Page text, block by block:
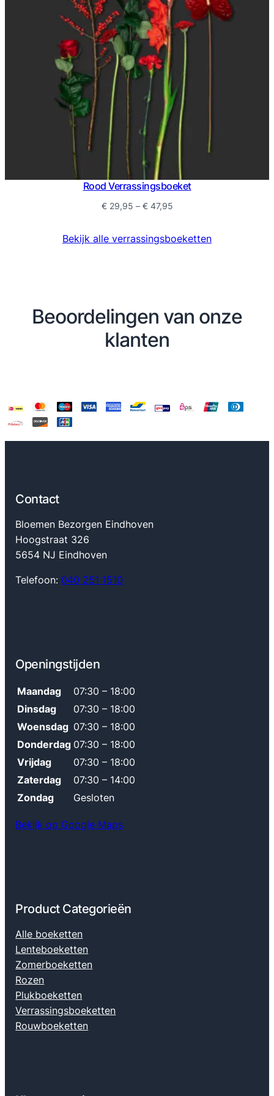
Rood Verrassingsboeket
€29,95 – €47,95Prijsklasse:
€ 47,95
Bekijk alle verrassingsboeketten
Beoordelingen van onze
klanten
Contact
Bloemen Bezorgen Eindhoven
Hoogstraat 326
5654 NJ Eindhoven
Telefoon: 040 251 1510
Openingstijden
Maandag
07:30 – 18:00
Dinsdag
07:30 – 18:00
Woensdag 07:30 – 18:00
Donderdag 07:30 – 18:00
Vrijdag
07:30 – 18:00
Zaterdag
07:30 – 14:00
Zondag
Gesloten
Bekijk op Google Maps
Product Categorieën
Alle boeketten
Lenteboeketten
Zomerboeketten
Rozen
Plukboeketten
Verrassingsboeketten
Rouwboeketten